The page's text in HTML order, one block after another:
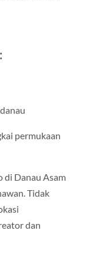
permukaan
di Danau Asam
Tidak
dan